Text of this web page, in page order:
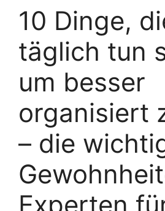
10 Dinge,
täglich tun
um besser
organisiert
– die
Experten